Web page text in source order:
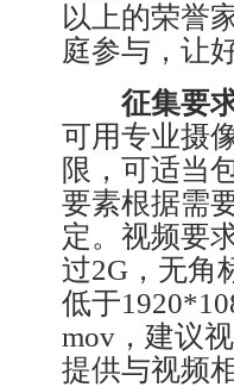
以上的荣誉
庭参与，让
征集要
可用专业摄
限，可适当
要素根据需
定。视频要
过2G，无角
低于
mov，建议
提供与视频